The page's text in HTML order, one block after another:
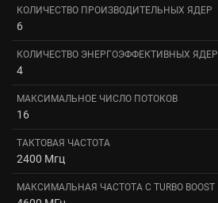
КОЛИЧЕСТВО ПРОИЗВОДИТЕЛЬНЫХ ЯДЕР
6
КОЛИЧЕСТВО ЭНЕРГОЭФФЕКТИВНЫХ ЯДЕР
4
МАКСИМАЛЬНОЕ ЧИСЛО ПОТОКОВ
16
ТАКТОВАЯ ЧАСТОТА
2400 Мгц
МАКСИМАЛЬНАЯ ЧАСТОТА С TURBO BOOST